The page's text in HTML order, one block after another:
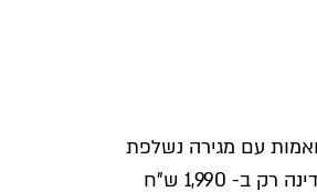
עם מגירה נשלפת
בעלת מנגנון חדשני לטריקה שקטה ועדינה רק ב- 1,990 ש"ח